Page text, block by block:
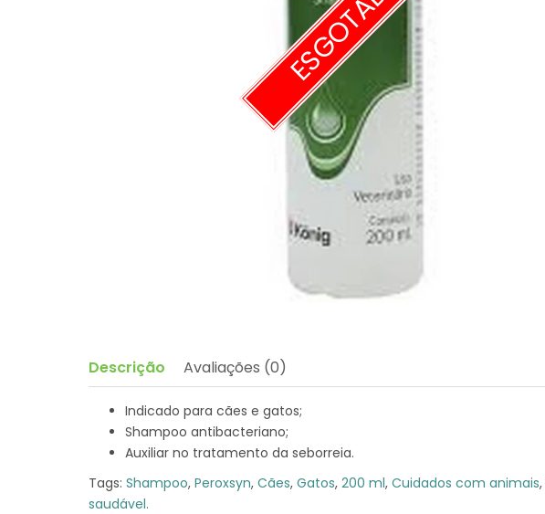
Descrição Avaliações (0)
Indicado para cães e gatos;
Shampoo antibacteriano;
Auxiliar no tratamento da seborreia.
Tags: Shampoo, Peroxsyn, Cães, Gatos, 200 ml, Cuidados com animais,
saudável.